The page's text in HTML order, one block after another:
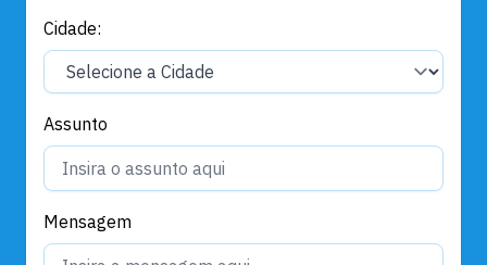
Cidade:
Assunto
Mensagem